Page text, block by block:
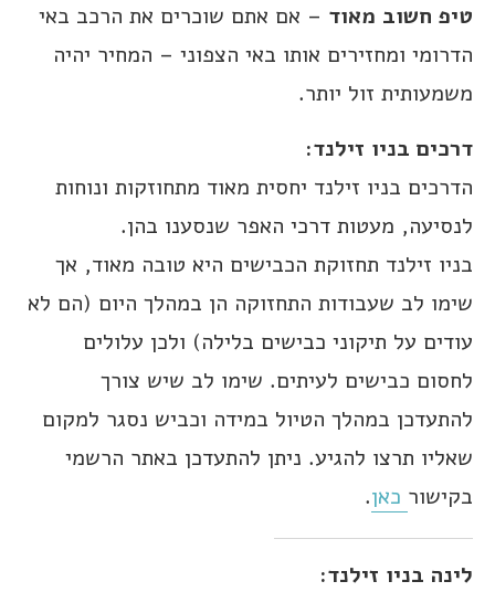
טיפ חשוב מאוד – אם אתם שוכרים את הרכב באי
הדרומי ומחזירים אותו באי הצפוני – המחיר יהיה
משמעותית זול יותר.
דרכים בניו זילנד:
הדרכים בניו זילנד יחסית מאוד מתחוזקות ונוחות
לנסיעה, מעטות דרכי האפר שנסענו בהן.
בניו זילנד תחזוקת הכבישים היא טובה מאוד, אך
שימו לב שעבודות התחזוקה הן במהלך היום (הם לא
עודים על תיקוני כבישים בלילה) ולכן עלולים
לחסום כבישים לעיתים. שימו לב שיש צורך
להתעדכן במהלך הטיול במידה וכביש נסגר למקום
שאליו תרצו להגיע. ניתן להתעדכן באתר הרשמי
בקישור כאן.
לינה בניו זילנד: